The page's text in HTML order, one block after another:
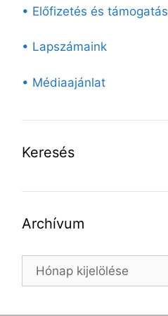
• Előfizetés és támogatás
• Lapszámaink
• Médiaajánlat
Keresés
Archívum
Archívum